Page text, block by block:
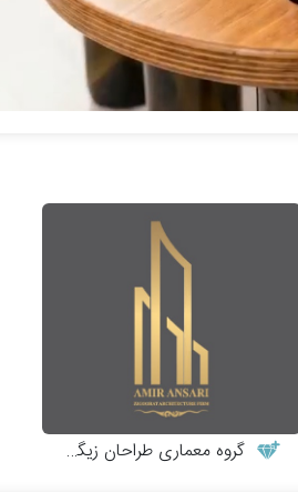
گروه معماری طراحان زیگورات